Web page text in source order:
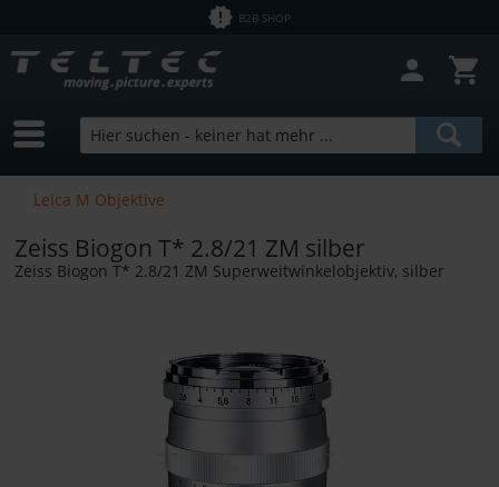
B2B SHOP
Leica M Objektive
Zeiss Biogon T* 2.8/21 ZM silber
Zeiss Biogon T* 2.8/21 ZM Superweitwinkelobjektiv, silber
Sofort lieferbar
Hersteller
von 0,60 € bis4461,34 €